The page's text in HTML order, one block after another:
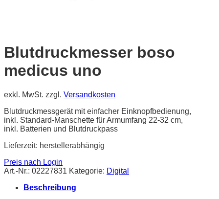
Blutdruckmesser boso
medicus uno
exkl. MwSt. zzgl. Versandkosten
Blutdruckmessgerät mit einfacher Einknopfbedienung,
inkl. Standard-Manschette für Armumfang 22-32 cm,
inkl. Batterien und Blutdruckpass
Lieferzeit: herstellerabhängig
Preis nach Login
Art.-Nr.: 02227831 Kategorie: Digital
Beschreibung